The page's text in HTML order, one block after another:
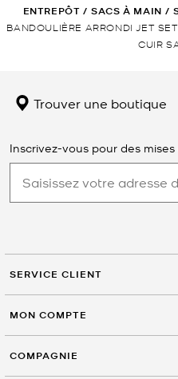
ENTREPÔT / SACS À MAIN /
BANDOULIÈRE ARRONDI JET
CUIR
Trouver une boutique
Inscrivez-vous pour des
SERVICE CLIENT
MON COMPTE
COMPAGNIE